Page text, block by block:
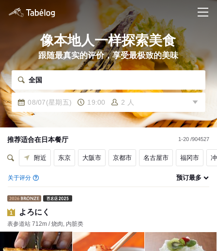
像本地人一样探索美食
跟随最真实的评价，享受最极致的美味
全国
08/07(星期五) 19:00 2 人
推荐适合在日本餐厅 1-20 /904527
附近 东京 大阪市 京都市 名古屋市 福冈市
关于评分 预订最多
1 よろにく
表参道站 712m / 烧肉, 内脏类